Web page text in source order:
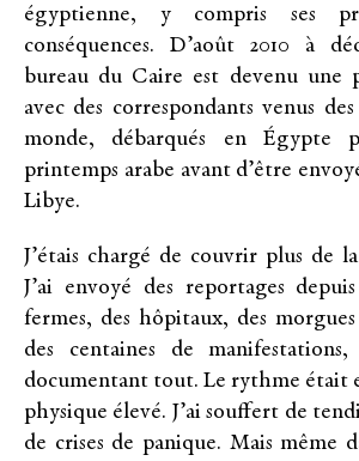
égyptienne, y compris ses
conséquences. D’août 2010 à
bureau du Caire est devenu une
avec des correspondants venus
monde, débarqués en Égypte
printemps arabe avant d’être
Libye.
J’étais chargé de couvrir plus de
J’ai envoyé des reportages
fermes, des hôpitaux, des
des centaines de
documentant tout. Le rythme était
physique élevé. J’ai souffert de
de crises de panique. Mais même